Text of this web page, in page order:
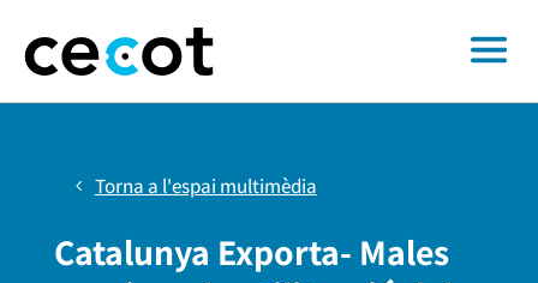
Torna a l'espai multimèdia
Catalunya Exporta- Males